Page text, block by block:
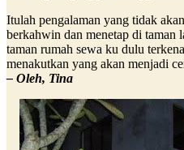
Itulah pengalaman yang tidak
berkahwin dan menetap di taman
taman rumah sewa ku dulu
menakutkan yang akan menjadi
– Oleh, Tina